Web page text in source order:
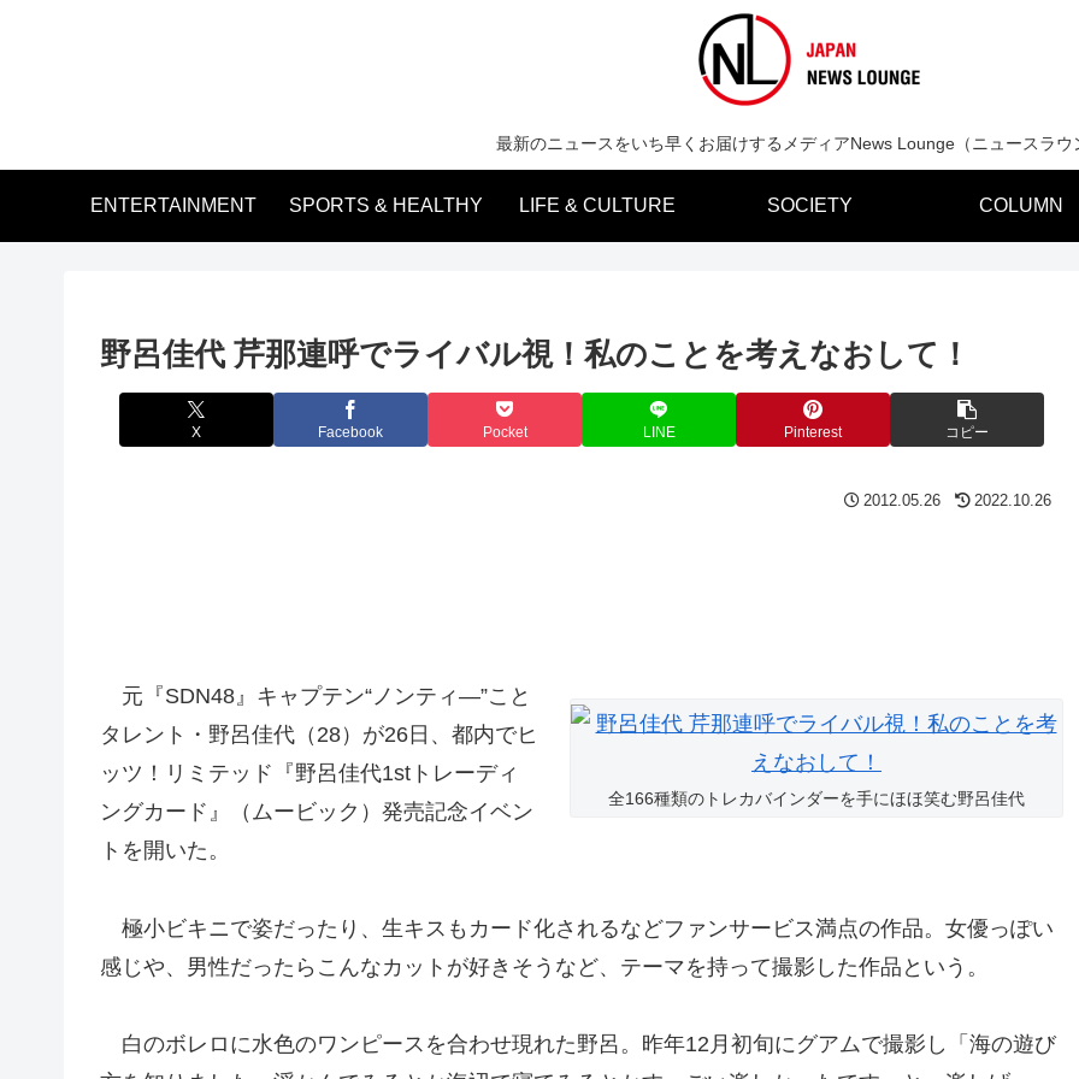
最新のニュースをいち早くお届けするメディアNews Lounge（ニュースラウ
ENTERTAINMENT SPORTS & HEALTHY LIFE & CULTURE SOCIETY COLUMN
野呂佳代 芹那連呼でライバル視！私のことを考えなおして！
X Facebook Pocket LINE Pinterest コピー
2012.05.26 2022.10.26
全166種類のトレカバインダーを手にほほ笑む野呂佳代
元『SDN48』キャプテン“ノンティ―”こと
タレント・野呂佳代（28）が26日、都内でヒ
ッツ！リミテッド『野呂佳代1stトレーディ
ングカード』（ムービック）発売記念イベン
トを開いた。
極小ビキニで姿だったり、生キスもカード化されるなどファンサービス満点の作品。女優っぽい
感じや、男性だったらこんなカットが好きそうなど、テーマを持って撮影した作品という。
白のボレロに水色のワンピースを合わせ現れた野呂 。昨年12月初旬にグアムで撮影し「海の遊び